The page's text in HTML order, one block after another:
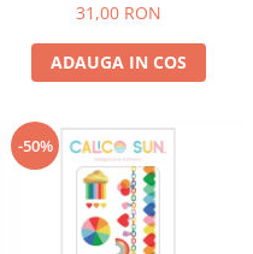
31,00 RON
ADAUGA IN COS
-50%